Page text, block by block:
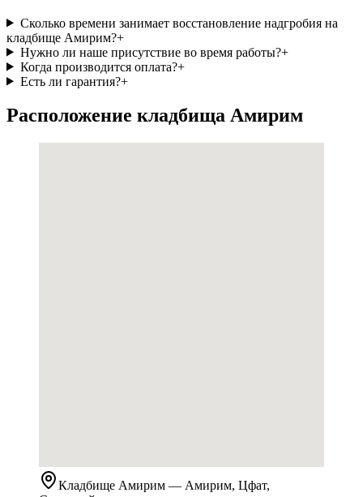
Сколько времени занимает восстановление надгробия на
кладбище Амирим?+
Нужно ли наше присутствие во время работы?+
Когда производится оплата?+
Есть ли гарантия?+
Расположение кладбища Амирим
Кладбище Амирим — Амирим, Цфат,